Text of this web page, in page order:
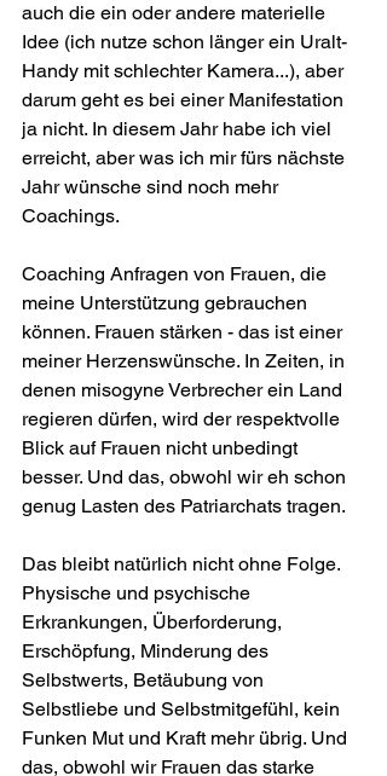
auch die ein oder andere materielle
Idee (ich nutze schon länger ein Uralt-
Handy mit schlechter Kamera...), aber
darum geht es bei einer Manifestation
ja nicht. In diesem Jahr habe ich viel
erreicht, aber was ich mir fürs nächste
Jahr wünsche sind noch mehr
Coachings.
Coaching Anfragen von Frauen, die
meine Unterstützung gebrauchen
können. Frauen stärken - das ist einer
meiner Herzenswünsche. In Zeiten, in
denen misogyne Verbrecher ein Land
regieren dürfen, wird der respektvolle
Blick auf Frauen nicht unbedingt
besser. Und das, obwohl wir eh schon
genug Lasten des Patriarchats tragen.
Das bleibt natürlich nicht ohne Folge.
Physische und psychische
Erkrankungen, Überforderung,
Erschöpfung, Minderung des
Selbstwerts, Betäubung von
Selbstliebe und Selbstmitgefühl, kein
Funken Mut und Kraft mehr übrig. Und
das, obwohl wir Frauen das starke